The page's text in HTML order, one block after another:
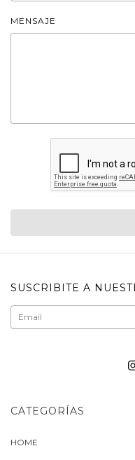
MENSAJE
SUSCRIBITE A
CATEGORÍAS
HOME